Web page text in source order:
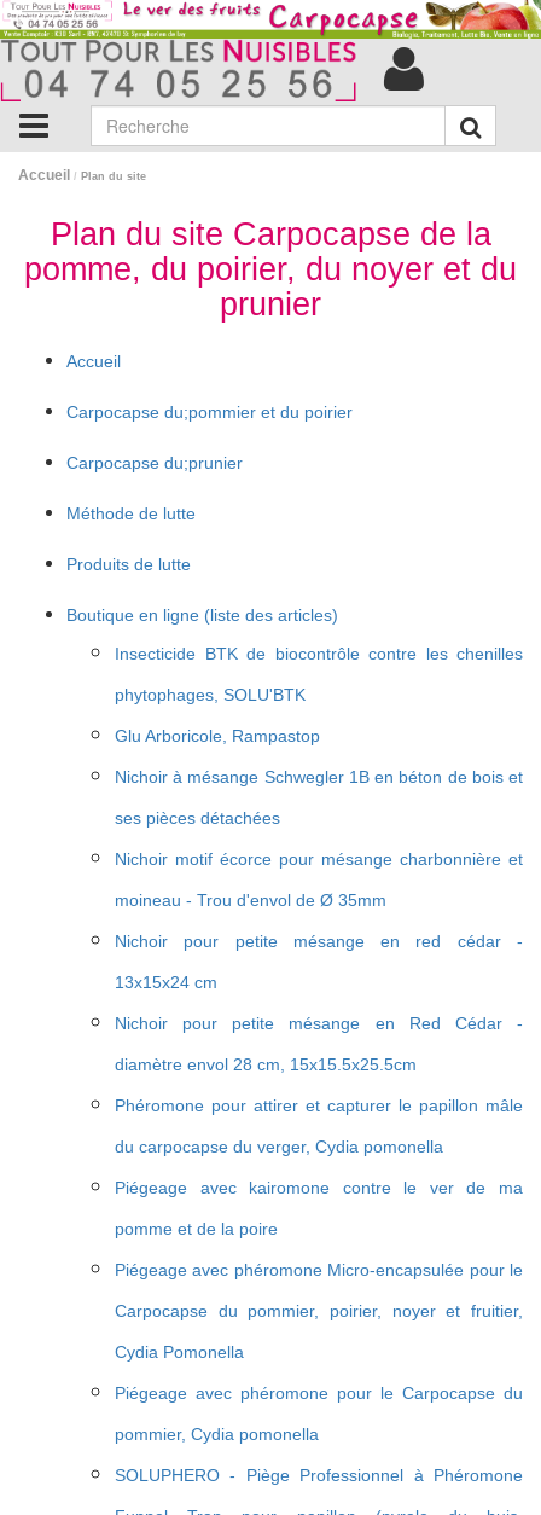
Accueil / Plan du site
Plan du site Carpocapse de la
pomme, du poirier, du noyer et du
prunier
Accueil
Carpocapse du;pommier et du poirier
Carpocapse du;prunier
Méthode de lutte
Produits de lutte
Boutique en ligne (liste des articles)
Insecticide BTK de biocontrôle contre les chenilles
phytophages, SOLU'BTK
Glu Arboricole, Rampastop
Nichoir à mésange Schwegler 1B en béton de bois et
ses pièces détachées
Nichoir motif écorce pour mésange charbonnière et
moineau - Trou d'envol de Ø 35mm
Nichoir pour petite mésange en red cédar -
13x15x24 cm
Nichoir pour petite mésange en Red Cédar -
diamètre envol 28 cm, 15x15.5x25.5cm
Phéromone pour attirer et capturer le papillon mâle
du carpocapse du verger, Cydia pomonella
Piégeage avec kairomone contre le ver de ma
pomme et de la poire
Piégeage avec phéromone Micro-encapsulée pour le
Carpocapse du pommier, poirier, noyer et fruitier,
Cydia Pomonella
Piégeage avec phéromone pour le Carpocapse du
pommier, Cydia pomonella
SOLUPHERO - Piège Professionnel à Phéromone